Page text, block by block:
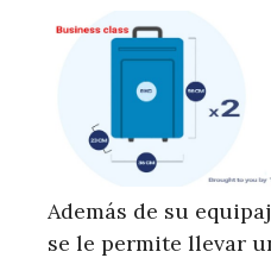
Además de su
se le permite llevar